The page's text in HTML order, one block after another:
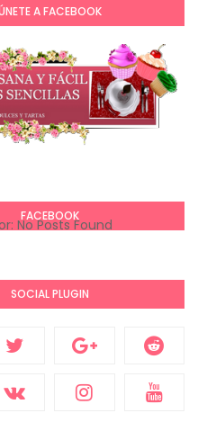
A FACEBOOK
FACEBOOK
No Posts Found
SOCIAL PLUGIN